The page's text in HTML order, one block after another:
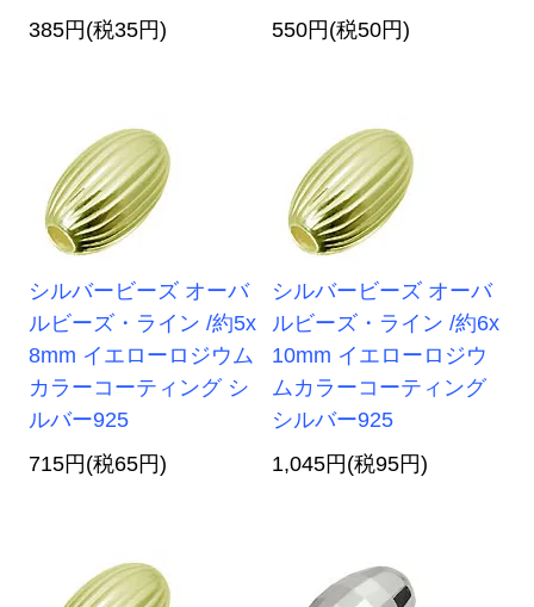
385円(税35円)
550円(税50円)
シルバービーズ オーバ
ルビーズ・ライン /約5x
8mm イエローロジウム
カラーコーティング シ
ルバー925
715円(税65円)
シルバービーズ オーバ
ルビーズ・ライン /約6x
10mm イエローロジウ
ムカラーコーティング
シルバー925
1,045円(税95円)